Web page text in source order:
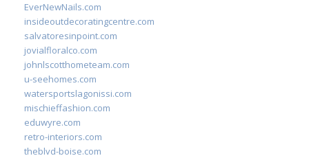
EverNewNails.com
insideoutdecoratingcentre.com
salvatoresinpoint.com
jovialfloralco.com
johnlscotthometeam.com
u-seehomes.com
watersportslagonissi.com
mischieffashion.com
eduwyre.com
retro-interiors.com
theblvd-boise.com